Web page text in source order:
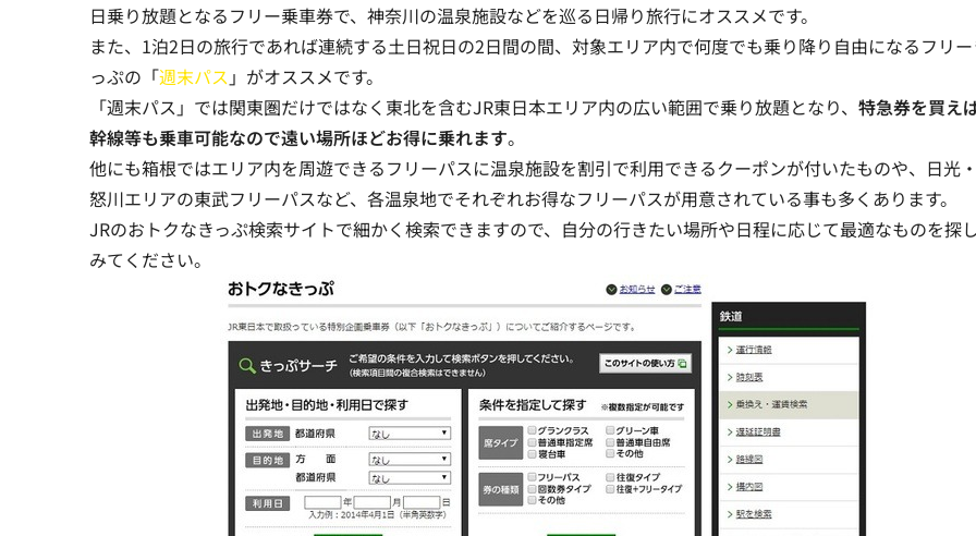
日乗り放題となるフリー乗車券で、神奈川の温泉施設などを巡る日帰り旅行にオススメです。
また、 1泊2日の旅行であれば連続する土日祝日の2日間の間、対象エリア内で何度でも乗り降り自由になるフリ
っぷの「週末パス 」がオススメです。
「週末パス」では関東圏だけではなく東北を含むJR東日本エリア内の広い範囲で乗り放題となり、 特急券を買え
幹線等も乗車可能なので遠い場所ほどお得に乗れます。
他にも箱根ではエリア内を周遊できるフリーパスに温泉施設を割引で利用できるクーポンが付いたものや、日光
怒川エリアの東武フリーパスなど、各温泉地でそれぞれお得なフリーパスが用意されている事も多くあります。
JRのおトクなきっぷ検索サイトで細かく検索できますので、自分の行きたい場所や日程に応じて最適なものを探
みてください。